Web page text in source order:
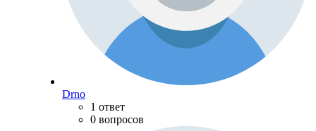
Drno
1 ответ
0 вопросов